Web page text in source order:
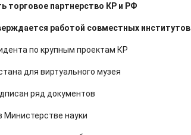
торговое партнерство КР и РФ
работой совместных институтов
по крупным проектам КР
для виртуального музея
ряд документов
Министерстве науки